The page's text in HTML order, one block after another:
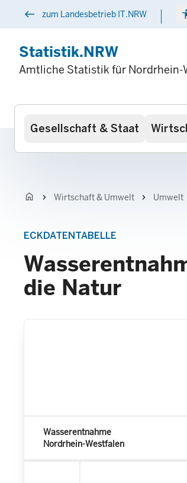
west zum Landesbetrieb IT.NRW
Statistik.NRW
Amtliche Statistik für Nordrhein-
Hauptnavigation
Gesellschaft & Staat
home chevron_right Wirtschaft & Umwelt chevron_right Umwelt
ECKDATENTABELLE
die Natur
Wasserentnahme
Nordrhein-Westfalen